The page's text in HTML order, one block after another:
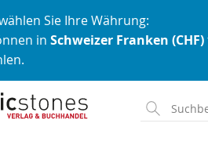
Sie Ihre Währung:
in Schweizer Franken (CHF)